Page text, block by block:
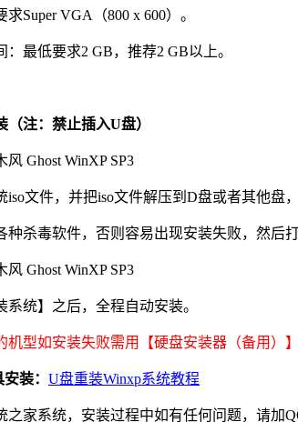
VGA（800 x 600）。
最低要求2 GB，推荐2 GB以上。
注：禁止插入U盘）
文件，并把iso文件解压到D盘或者其他盘，
毒软件，否则容易出现安装失败，然后打
统】之后，全程自动安装。
如安装失败需用【硬盘安装器（备用）】
装： U盘重装Winxp系统教程
系统，安装过程中如有任何问题，请加QQ